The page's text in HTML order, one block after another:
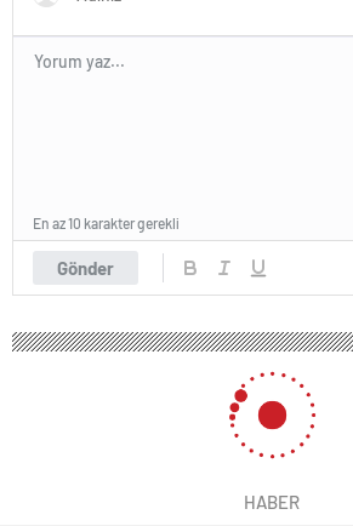
Gönder
En az 10 karakter gerekli
HABER